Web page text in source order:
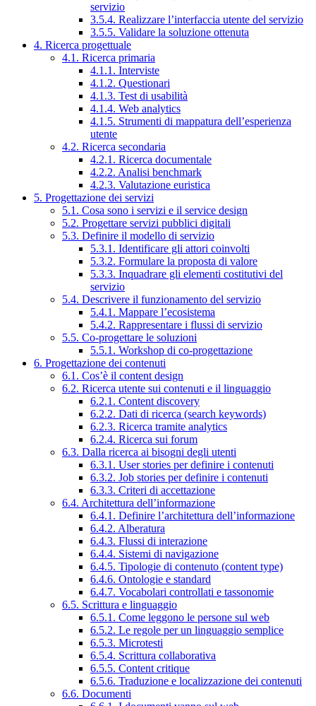
servizio
3.5.4. Realizzare l’interfaccia utente del servizio
3.5.5. Validare la soluzione ottenuta
4. Ricerca progettuale
4.1. Ricerca primaria
4.1.1. Interviste
4.1.2. Questionari
4.1.3. Test di usabilità
4.1.4. Web analytics
4.1.5. Strumenti di mappatura dell’esperienza
utente
4.2. Ricerca secondaria
4.2.1. Ricerca documentale
4.2.2. Analisi benchmark
4.2.3. Valutazione euristica
5. Progettazione dei servizi
5.1. Cosa sono i servizi e il service design
5.2. Progettare servizi pubblici digitali
5.3. Definire il modello di servizio
5.3.1. Identificare gli attori coinvolti
5.3.2. Formulare la proposta di valore
5.3.3. Inquadrare gli elementi costitutivi del
servizio
5.4. Descrivere il funzionamento del servizio
5.4.1. Mappare l’ecosistema
5.4.2. Rappresentare i flussi di servizio
5.5. Co-progettare le soluzioni
5.5.1. Workshop di co-progettazione
6. Progettazione dei contenuti
6.1. Cos’è il content design
6.2. Ricerca utente sui contenuti e il linguaggio
6.2.1. Content discovery
6.2.2. Dati di ricerca (search keywords)
6.2.3. Ricerca tramite analytics
6.2.4. Ricerca sui forum
6.3. Dalla ricerca ai bisogni degli utenti
6.3.1. User stories per definire i contenuti
6.3.2. Job stories per definire i contenuti
6.3.3. Criteri di accettazione
6.4. Architettura dell’informazione
6.4.1. Definire l’architettura dell’informazione
6.4.2. Alberatura
6.4.3. Flussi di interazione
6.4.4. Sistemi di navigazione
6.4.5. Tipologie di contenuto (content type)
6.4.6. Ontologie e standard
6.4.7. Vocabolari controllati e tassonomie
6.5. Scrittura e linguaggio
6.5.1. Come leggono le persone sul web
6.5.2. Le regole per un linguaggio semplice
6.5.3. Microtesti
6.5.4. Scrittura collaborativa
6.5.5. Content critique
6.5.6. Traduzione e localizzazione dei contenuti
6.6. Documenti